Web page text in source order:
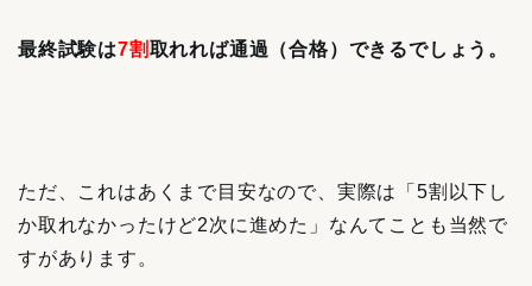
最終試験は7割取れれば通過（合格）できるでしょう。
ただ、これはあくまで目安なので、実際は「5割以下し
か取れなかったけど2次に進めた」なんてことも当然で
すがあります。